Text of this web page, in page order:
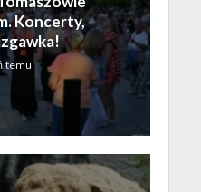
Koncerty,
temu